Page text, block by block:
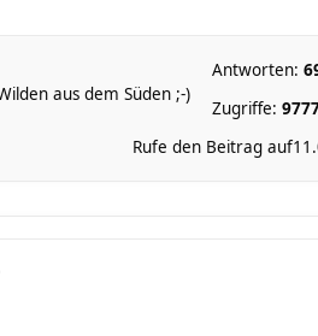
aus dem Süden ;-)
Antworten:
Zugriffe:
Rufe den Beitrag auf